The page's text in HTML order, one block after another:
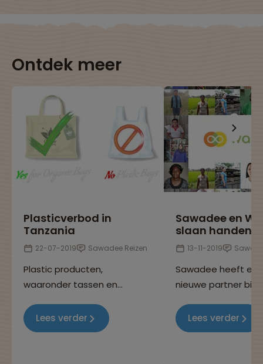
Ontdek meer
Plasticverbod in
Tanzania
22-07-2019 Sawadee Reizen
Plastic producten,
waaronder tassen en
wereldwijd grote
milieuproblemen. De regering
Lees verder
Sawadee en
slaan handen
13-11-2019
Sawadee heeft er
nieuwe partner bij,
die via haar
platform kleine
Lees verder